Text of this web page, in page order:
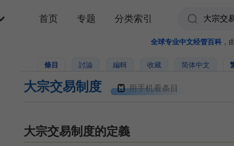
全球专业中文经管百科 ，
條目 討論 編輯 收藏 简体中文
大宗交易制度 用手机看条目
大宗交易制度的定義
首页 专题 分类索引